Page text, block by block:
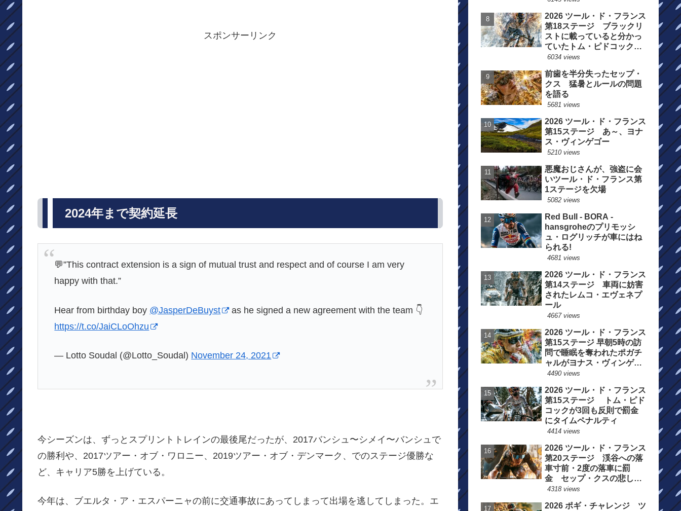
スポンサーリンク
2024年まで契約延長
💬”This contract extension is a sign of mutual trust and respect and of course I am very
happy with that.”
Hear from birthday boy @JasperDeBuyst
as he signed a new agreement with the team 👇
https://t.co/JaiCLoOhzu
— Lotto Soudal (@Lotto_Soudal) November 24, 2021
今シーズンは、ずっとスプリントトレインの最後尾だったが、2017バンシュ〜シメイ〜バンシュで
の勝利や、2017ツアー・オブ・ワロニー、2019ツアー・オブ・デンマーク、でのステージ優勝な
ど、キャリア5勝を上げている。
今年は、ブエルタ・ア・エスパーニャの前に交通事故にあってしまって出場を逃してしまった。エ
2026 ツール・ド・フランス
第18ステージ ブラックリ
ストに載っていると分かっ
ていたトム・ピドコックは
総合順位死守に
6034 views
前歯を半分失ったセップ・
クス 猛暑とルールの問題
を語る
5681 views
2026 ツール・ド・フランス
第15ステージ あ～、ヨナ
ス・ヴィンゲゴー
5210 views
悪魔おじさんが、強盗に会
いツール・ド・フランス第
1ステージを欠場
5082 views
Red Bull - BORA -
hansgroheのプリモッシ
ュ・ログリッチが車にはね
られる!
4681 views
2026 ツール・ド・フランス
第14ステージ 車両に妨害
されたレムコ・エヴェネプ
ール
4667 views
2026 ツール・ド・フランス
第15ステージ 早朝5時の訪
問で睡眠を奪われたポガチ
ャルがヨナス・ヴィンゲゴ
ーの離脱を惜しむ
4490 views
2026 ツール・ド・フランス
第15ステージ トム・ピド
コックが3回も反則で罰金
にタイムペナルティ
4414 views
2026 ツール・ド・フランス
第20ステージ 渓谷への落
車寸前・2度の落車に罰
金 セップ・クスの悲しい
一日
4318 views
2026 ポギ・チャレンジ ツ